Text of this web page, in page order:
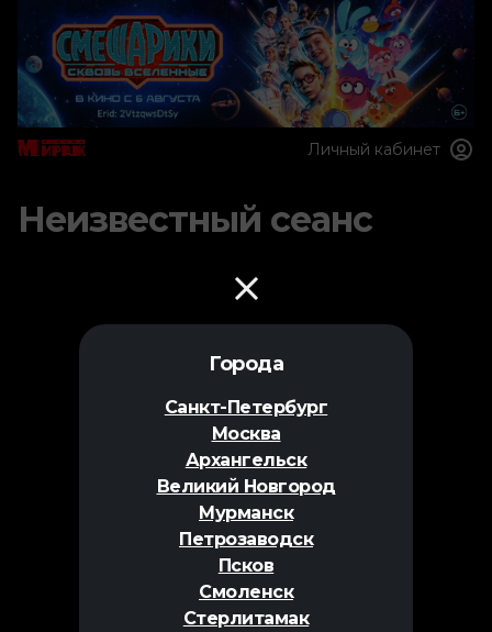
Города
Санкт-Петербург
Москва
Архангельск
Великий Новгород
Мурманск
Петрозаводск
Псков
Смоленск
Стерлитамак
Личный кабинет
Неизвестный сеанс